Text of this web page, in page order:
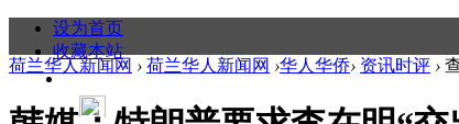
设为首页
收藏本站
荷兰华人新闻网 › 荷兰华人新闻网 ›华人华侨› 资讯时评 ›